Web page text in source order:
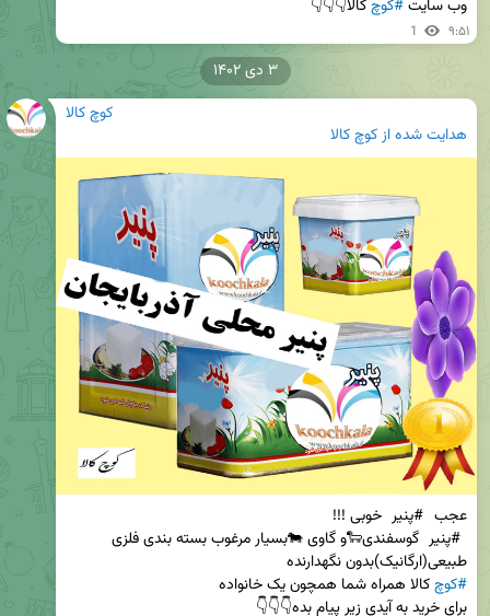
وب سایت #کوچ کالا👇👇👇
1 ۹:۵۱
کوچ کالا
هدایت شده ازکوچ کالا
عجب #پنیر خوبی !!!
#پنیر
طبیعی(ارگانیک)بدون نگهدارنده
#کوچ
کالا همراه شما
برای خرید به آیدی زیر پیام بده👇👇👇
۳ دی ۱۴۰۲